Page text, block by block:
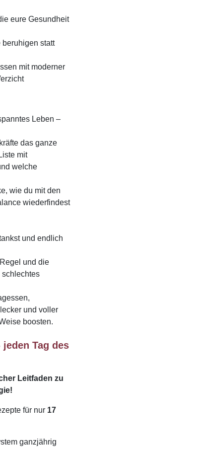
eure Gesundheit
statt
mit moderner
Leben –
das ganze
mit
welche
wie du mit den
wiederfindest
und endlich
und die
schlechtes
und voller
boosten.
Tag des
Leitfaden zu
für nur 17
ganzjährig